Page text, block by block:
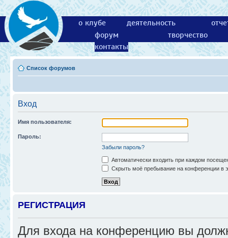
о клубе деятельность
форум
творчество
контакты
Список форумов
Вход
Имя пользователя:
Пароль:
Забыли пароль?
Автоматически входить при каждом
Скрыть моё пребывание на конференции в
РЕГИСТРАЦИЯ
Для входа на конференцию вы